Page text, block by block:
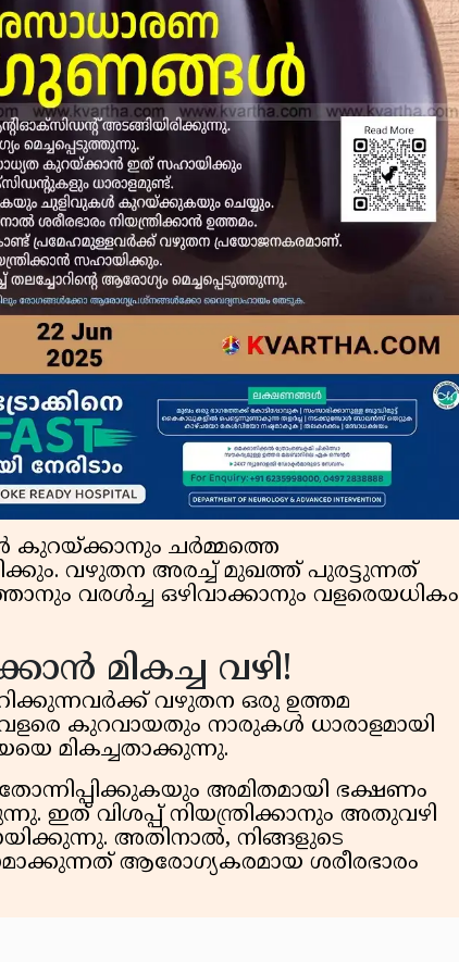
കുറയ്ക്കാനും ചർമ്മത്തെ
വഴുതന അരച്ച് മുഖത്ത് പുരട്ടുന്നത്
വരൾച്ച ഒഴിവാക്കാനും വളരെയധികം
മികച്ച വഴി!
വഴുതന ഒരു ഉത്തമ
കുറവായതും നാരുകൾ ധാരാളമായി
മികച്ചതാക്കുന്നു.
അമിതമായി ഭക്ഷണം
ഇത് വിശപ്പ് നിയന്ത്രിക്കാനും അതുവഴി
അതിനാൽ, നിങ്ങളുടെ
ആരോഗ്യകരമായ ശരീരഭാരം